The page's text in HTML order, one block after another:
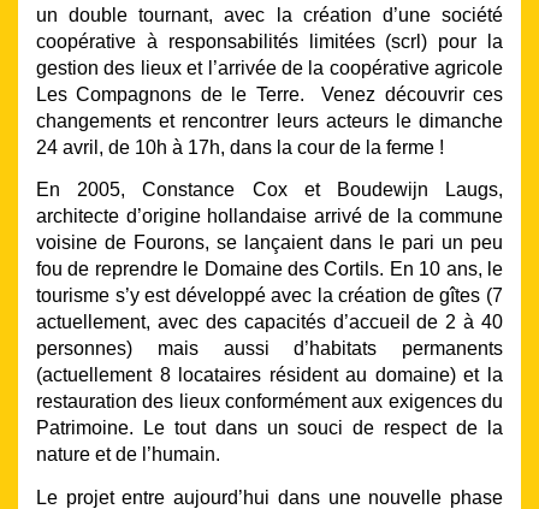
un double tournant, avec la création d’une société
coopérative à responsabilités limitées (scrl) pour la
gestion des lieux et l’arrivée de la coopérative agricole
Les Compagnons de le Terre. Venez découvrir ces
changements et rencontrer leurs acteurs le dimanche
24 avril, de 10h à 17h, dans la cour de la ferme !
En 2005, Constance Cox et Boudewijn Laugs,
architecte d’origine hollandaise arrivé de la commune
voisine de Fourons, se lançaient dans le pari un peu
fou de reprendre le Domaine des Cortils. En 10 ans, le
tourisme s’y est développé avec la création de gîtes (7
actuellement, avec des capacités d’accueil de 2 à 40
personnes) mais aussi d’habitats permanents
(actuellement 8 locataires résident au domaine) et la
restauration des lieux conformément aux exigences du
Patrimoine. Le tout dans un souci de respect de la
nature et de l’humain.
Le projet entre aujourd’hui dans une nouvelle phase